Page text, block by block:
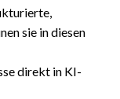
sie in diesen
direkt in KI-